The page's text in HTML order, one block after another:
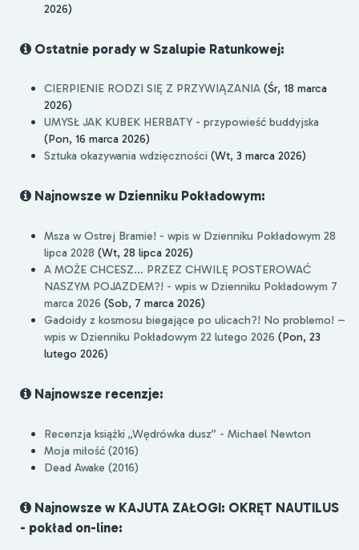
2026)
Ostatnie porady w Szalupie Ratunkowej:
CIERPIENIE RODZI SIĘ Z PRZYWIĄZANIA (Śr, 18 marca
2026)
UMYSŁ JAK KUBEK HERBATY - przypowieść buddyjska
(Pon, 16 marca 2026)
Sztuka okazywania wdzięczności (Wt, 3 marca 2026)
Najnowsze w Dzienniku Pokładowym:
Msza w Ostrej Bramie! - wpis w Dzienniku Pokładowym 28
lipca 2028 (Wt, 28 lipca 2026)
A MOŻE CHCESZ... PRZEZ CHWILĘ POSTEROWAĆ
NASZYM POJAZDEM?! - wpis w Dzienniku Pokładowym 7
marca 2026 (Sob, 7 marca 2026)
Gadoidy z kosmosu biegające po ulicach?! No problemo! –
wpis w Dzienniku Pokładowym 22 lutego 2026 (Pon, 23
lutego 2026)
Najnowsze recenzje:
Recenzja książki „Wędrówka dusz” - Michael Newton
Moja miłość (2016)
Dead Awake (2016)
Najnowsze w KAJUTA ZAŁOGI: OKRĘT NAUTILUS
- pokład on-line: